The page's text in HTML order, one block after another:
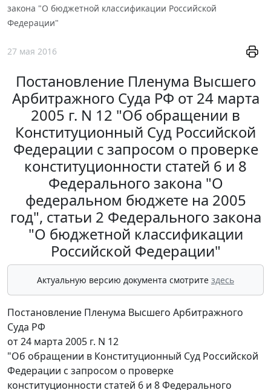
закона "О бюджетной классификации Российской
Федерации"
27 мая 2016
Постановление Пленума Высшего
Арбитражного Суда РФ от 24 марта
2005 г. N 12 "Об обращении в
Конституционный Суд Российской
Федерации с запросом о проверке
конституционности статей 6 и 8
Федерального закона "О
федеральном бюджете на 2005
год", статьи 2 Федерального закона
"О бюджетной классификации
Российской Федерации"
Актуальную версию документа смотрите здесь
Постановление Пленума Высшего Арбитражного
Суда РФ
от 24 марта 2005 г. N 12
"Об обращении в Конституционный Суд Российской
Федерации с запросом о проверке
конституционности статей 6 и 8 Федерального